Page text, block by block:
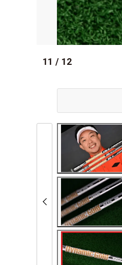
11 / 12